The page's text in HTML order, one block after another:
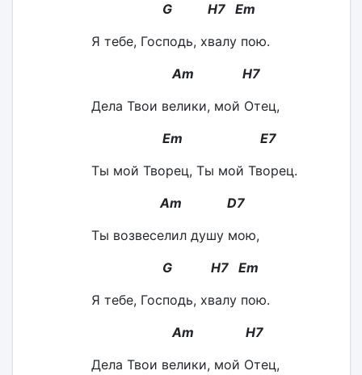
G H7 Em
Я тебе, Господь, хвалу пою.
Am H7
Дела Твои велики, мой Отец,
Em E7
Ты мой Творец, Ты мой Творец.
Am D7
Ты возвеселил душу мою,
G H7 Em
Я тебе, Господь, хвалу пою.
Am H7
Дела Твои велики, мой Отец,